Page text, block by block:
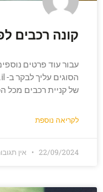
קונה רכבים
עבור עוד פרטים
של קניית רכבים מכל
לקריאה נוספת
22/09/2024 אין